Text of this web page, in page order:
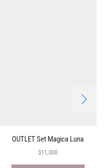
OUTLET Set Magica Luna
$11,000